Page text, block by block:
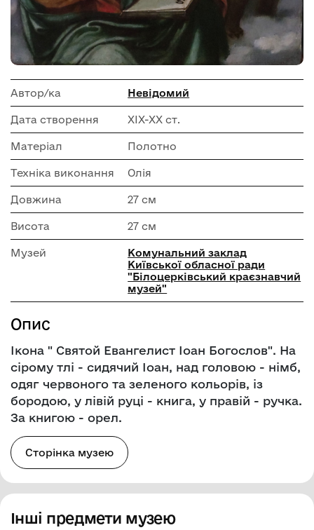
Автор/ка Невідомий
Дата створення ХІХ-ХХ ст.
Матеріал Полотно
Техніка виконання Олія
Довжина 27 см
Висота 27 см
Музей
Комунальний заклад
Київської обласної ради
"Білоцерківський краєзнавчий
музей"
Опис
Ікона " Святой Евангелист Іоан Богослов". На
сірому тлі - сидячий Іоан, над головою - німб,
одяг червоного та зеленого кольорів, із
бородою, у лівій руці - книга, у правій - ручка.
За книгою - орел.
Сторінка музею
Інші предмети музею